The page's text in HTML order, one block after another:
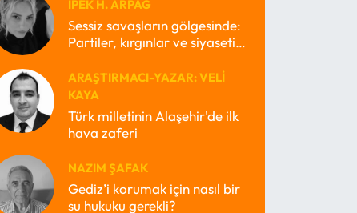
İPEK H. ARPAĞ
Sessiz savaşların gölgesinde:
Partiler, kırgınlar ve siyasetin
ARAŞTIRMACI-YAZAR: VELI
KAYA
Türk milletinin Alaşehir'de ilk
hava zaferi
NAZIM ŞAFAK
Gediz’i korumak için nasıl bir
su hukuku gerekli?